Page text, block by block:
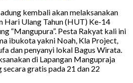
kembali akan melaksanakan
Hari Ulang Tahun (HUT) Ke-14
“Mangupura”. Pesta Rakyat kali ini
ibukota yakni Noah, Kla Project,
dan penyanyi lokal Bagus Wirata.
di Lapangan Mangupraja
gratis pada 21 dan 22